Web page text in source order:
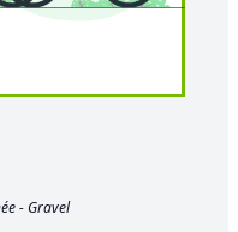
- Gravel